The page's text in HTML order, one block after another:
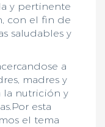
y pertinente
con el fin de
saludables y
a
madres y
la nutrición y
esta
el tema